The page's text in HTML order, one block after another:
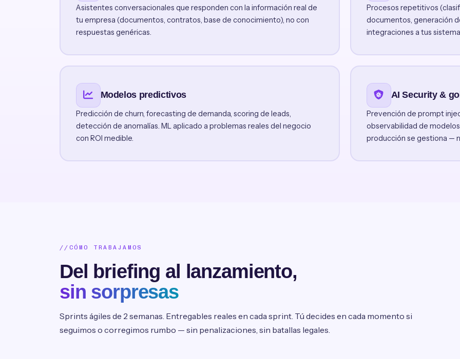
Asistentes conversacionales que responden con la información real de
tu empresa (documentos, contratos, base de conocimiento), no con
respuestas genéricas.
Procesos repetitivos
documentos, generación
integraciones a tus
Modelos predictivos
Predicción de churn, forecasting de demanda, scoring de leads,
detección de anomalías. ML aplicado a problemas reales del negocio
con ROI medible.
AI Security &
Prevención de prompt
observabilidad de
producción se gestiona —
CÓMO TRABAJAMOS
Del briefing al lanzamiento,
sin sorpresas
Sprints ágiles de 2 semanas. Entregables reales en cada sprint. Tú decides en cada momento si
seguimos o corregimos rumbo — sin penalizaciones, sin batallas legales.